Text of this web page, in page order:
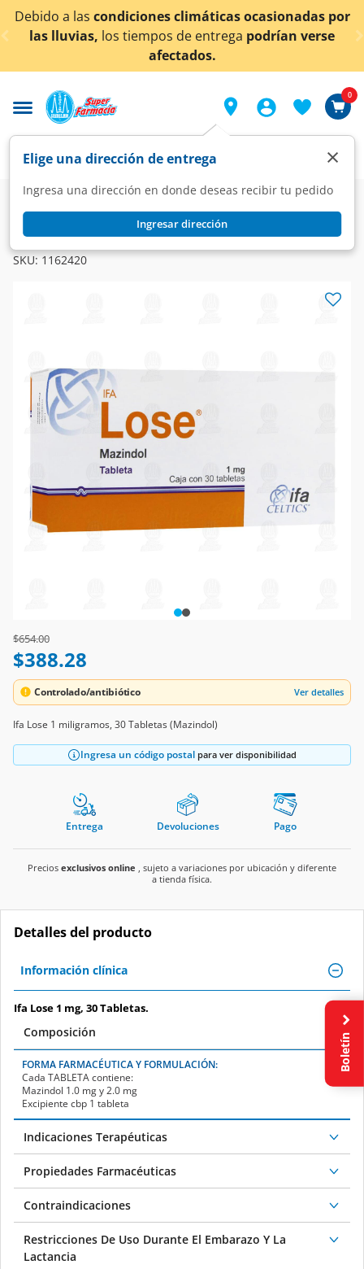
< div class="carousel-inner">
Debido a las condiciones climáticas ocasionadas por
las lluvias,los tiempos de entregapodrían verse
afectados.
Elige una dirección de entrega
Ingresa una dirección en donde deseas recibir tu pedido
Ingresar dirección
×
0
Farmacia Obesidad Antiobesidad
Ifa Lose 1 mg, 30 Tabletas.
SKU: 1162420
Price reduced from
$654.00to
$388.28
Controlado/antibiótico Ver detalles
Ifa Lose 1 miligramos, 30 Tabletas (Mazindol)
Ingresa un código postal para ver disponibilidad
Entrega Devoluciones Pago
Precios exclusivos online , sujeto a variaciones por ubicación y diferente
a tienda física.
Detalles del producto
Información clínica
Ifa Lose 1 mg, 30 Tabletas.
Composición
FORMA FARMACÉUTICA Y FORMULACIÓN:
Cada TABLETAcontiene:
Mazindol 1.0 mg y 2.0 mg
Excipiente cbp 1 tableta
Indicaciones Terapéuticas
Propiedades Farmacéuticas
Contraindicaciones
Restricciones De Uso Durante El Embarazo Y La
Lactancia
Boletín